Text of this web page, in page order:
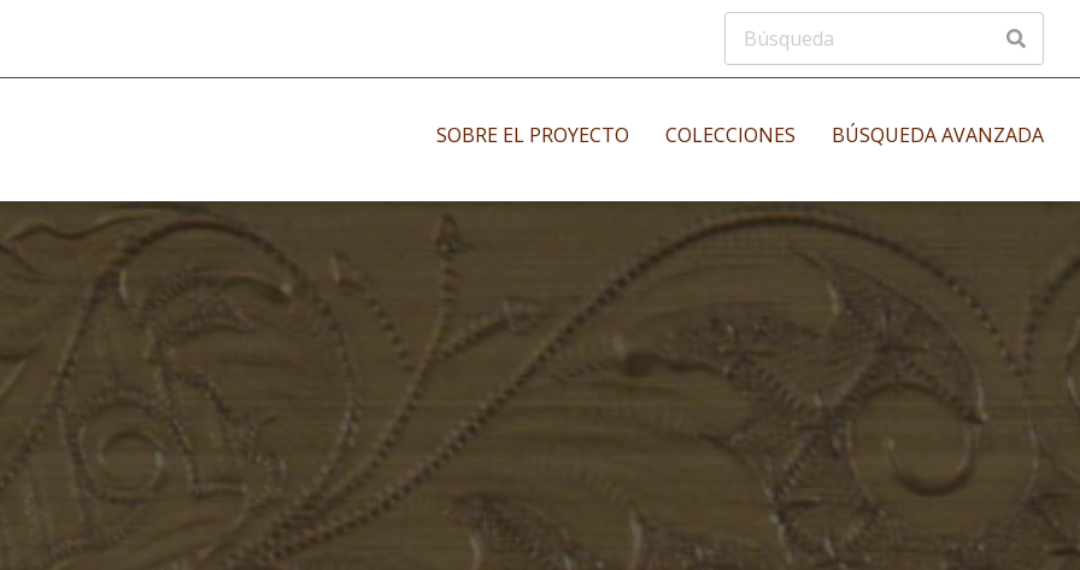
SOBRE EL PROYECTO COLECCIONES
Impresos antiguos
Impresos menores
BÚSQUEDA AVANZADA